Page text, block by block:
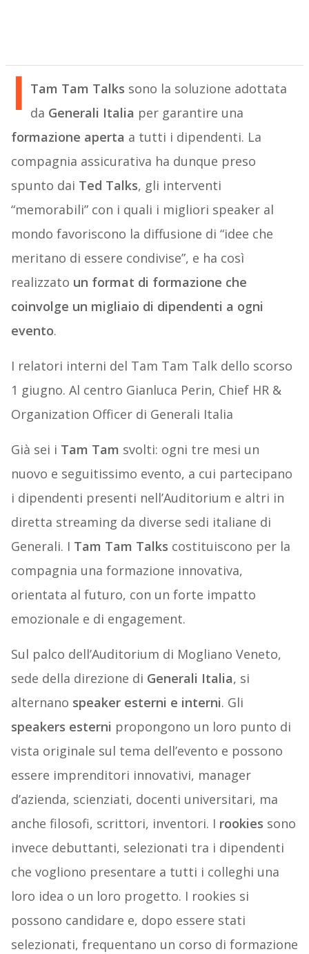
I Tam Tam Talks sono la soluzione adottata
da Generali Italia per garantire una
formazione aperta a tutti i dipendenti. La
compagnia assicurativa ha dunque preso
spunto dai Ted Talks, gli interventi
“memorabili” con i quali i migliori speaker al
mondo favoriscono la diffusione di “idee che
meritano di essere condivise”, e ha così
realizzato un format di formazione che
coinvolge un migliaio di dipendenti a ogni
evento.
I relatori interni del Tam Tam Talk dello scorso
1 giugno. Al centro Gianluca Perin, Chief HR &
Organization Officer di Generali Italia
Già sei i Tam Tam svolti: ogni tre mesi un
nuovo e seguitissimo evento, a cui partecipano
i dipendenti presenti nell’Auditorium e altri in
diretta streaming da diverse sedi italiane di
Generali. I Tam Tam Talks costituiscono per la
compagnia una formazione innovativa,
orientata al futuro, con un forte impatto
emozionale e di engagement.
Sul palco dell’Auditorium di Mogliano Veneto,
sede della direzione di Generali Italia, si
alternano speaker esterni e interni. Gli
speakers esterni propongono un loro punto di
vista originale sul tema dell’evento e possono
essere imprenditori innovativi, manager
d’azienda, scienziati, docenti universitari, ma
anche filosofi, scrittori, inventori. I rookies sono
invece debuttanti, selezionati tra i dipendenti
che vogliono presentare a tutti i colleghi una
loro idea o un loro progetto. I rookies si
possono candidare e, dopo essere stati
selezionati, frequentano un corso di formazione